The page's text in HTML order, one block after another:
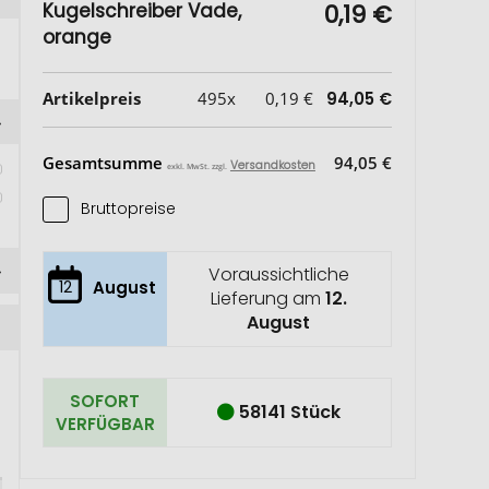
Kugelschreiber Vade,
orange
0,19 €
Artikelpreis 495x 0,19 € 94,05 €
Gesamtsumme exkl. MwSt. zzgl. Versandkosten 94,05 €
Bruttopreise
12 August
Voraussichtliche
Lieferung am 12.
August
SOFORT
VERFÜGBAR
58141 Stück